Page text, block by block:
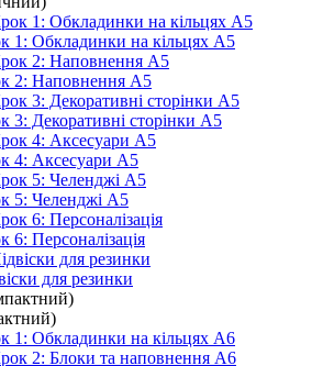
1: Обкладинки на кільцях А5
2: Наповнення А5
3: Декоративні сторінки А5
4: Аксесуари А5
5: Челенджі А5
6: Персоналізація
для резинки
1: Обкладинки на кільцях А6